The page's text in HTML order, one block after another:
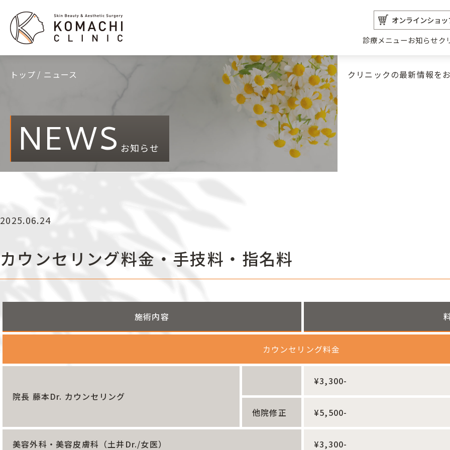
オンラインショッ
診療メニューお知らせク
トップ ニュース
NEWS お知らせ
クリニックの最新情報を
2025.06.24
カウンセリング料金・手技料・指名料
施術内容
カウンセリング料金
院長 藤本Dr. カウンセリング
¥3,300-
他院修正 ¥5,500-
美容外科・美容皮膚科（土井Dr./女医） ¥3,300-